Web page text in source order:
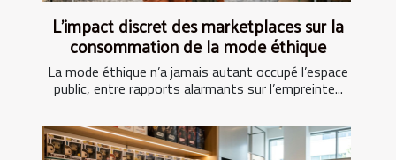
L’impact discret des marketplaces sur la
consommation de la mode éthique
La mode éthique n’a jamais autant occupé l’espace
public, entre rapports alarmants sur l’empreinte...